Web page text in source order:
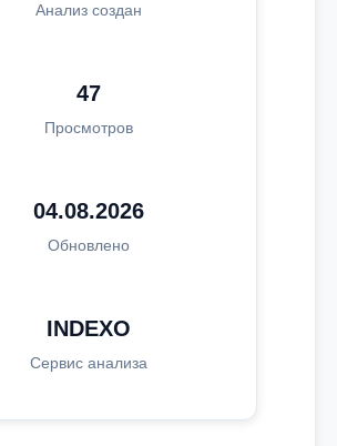
Анализ создан
47
Просмотров
04.08.2026
Обновлено
INDEXO
Сервис анализа